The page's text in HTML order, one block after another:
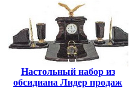
Настольный набор из
обсидиана Лидер продаж